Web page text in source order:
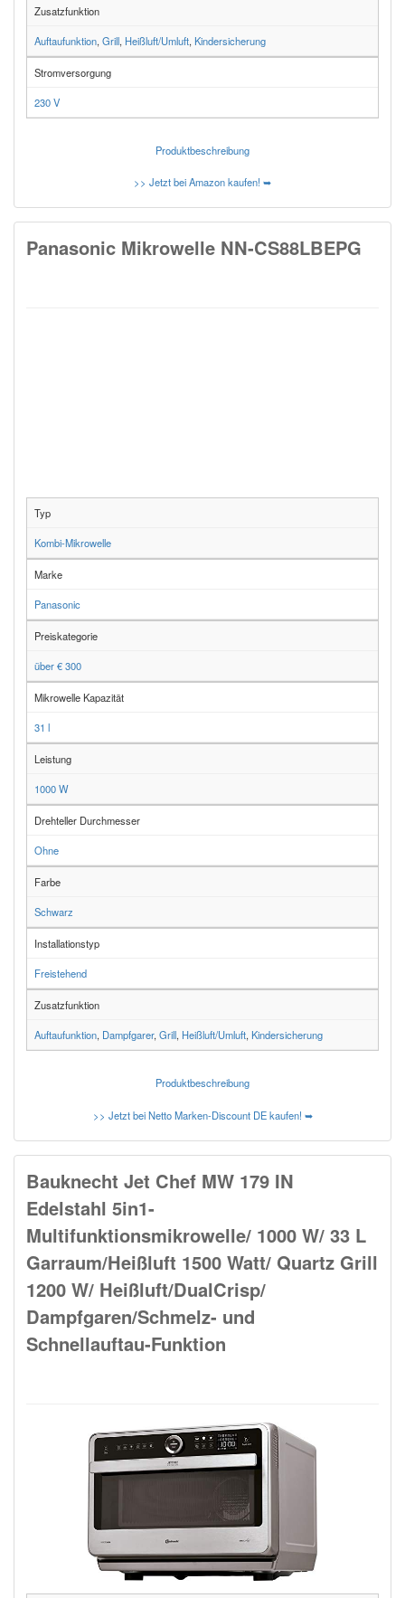
Zusatzfunktion
Auftaufunktion, Grill, Heißluft/Umluft, Kindersicherung
Stromversorgung
230 V
Produktbeschreibung
>> Jetzt bei Amazon kaufen! ➥
Panasonic Mikrowelle NN-CS88LBEPG
Typ
Kombi-Mikrowelle
Marke
Panasonic
Preiskategorie
über € 300
Mikrowelle Kapazität
31 l
Leistung
1000 W
Drehteller Durchmesser
Ohne
Farbe
Schwarz
Installationstyp
Freistehend
Zusatzfunktion
Auftaufunktion, Dampfgarer,Grill, Heißluft/Umluft,Kindersicherung
Produktbeschreibung
>> Jetzt bei Netto Marken-Discount DE kaufen! ➥
Bauknecht Jet Chef MW 179 IN
Edelstahl 5in1-
Multifunktionsmikrowelle/ 1000 W/ 33 L
Garraum/Heißluft 1500 Watt/ Quartz Grill
1200 W/ Heißluft/DualCrisp/
Dampfgaren/Schmelz- und
Schnellauftau-Funktion